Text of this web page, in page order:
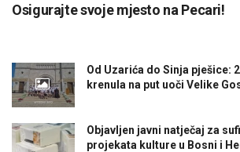
Osigurajte svoje mjesto na Pecari!
Od Uzarića do Sinja pješice:
krenula na put uoči Velike
Objavljen javni natječaj za
projekata kulture u Bosni i